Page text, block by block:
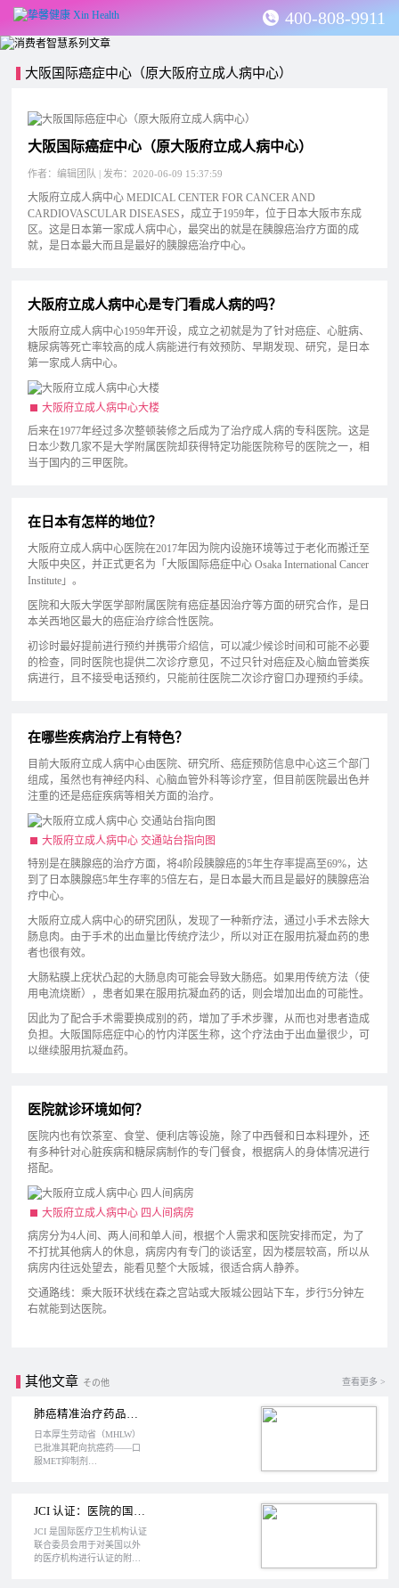
400-808-9911
大阪国际癌症中心（原大阪府立成人病中心）
大阪国际癌症中心（原大阪府立成人病中心）
作者：编辑团队 | 发布：2020-06-09 15:37:59
大阪府立成人病中心 MEDICAL CENTER FOR CANCER AND
CARDIOVASCULAR DISEASES，成立于1959年，位于日本大阪市东成
区。这是日本第一家成人病中心，最突出的就是在胰腺癌治疗方面的成
就，是日本最大而且是最好的胰腺癌治疗中心。
大阪府立成人病中心是专门看成人病的吗？
大阪府立成人病中心1959年开设，成立之初就是为了针对癌症、心脏病、
糖尿病等死亡率较高的成人病能进行有效预防、早期发现、研究，是日本
第一家成人病中心。
大阪府立成人病中心大楼
后来在1977年经过多次整顿装修之后成为了治疗成人病的专科医院。这是
日本少数几家不是大学附属医院却获得特定功能医院称号的医院之一，相
当于国内的三甲医院。
在日本有怎样的地位？
大阪府立成人病中心医院在2017年因为院内设施环境等过于老化而搬迁至
大阪中央区，并正式更名为「大阪国际癌症中心 Osaka International Cancer
Institute」。
医院和大阪大学医学部附属医院有癌症基因治疗等方面的研究合作，是日
本关西地区最大的癌症治疗综合性医院。
初诊时最好提前进行预约并携带介绍信，可以减少候诊时间和可能不必要
的检查，同时医院也提供二次诊疗意见，不过只针对癌症及心脑血管类疾
病进行，且不接受电话预约，只能前往医院二次诊疗窗口办理预约手续。
在哪些疾病治疗上有特色？
目前大阪府立成人病中心由医院、研究所、癌症预防信息中心这三个部门
组成，虽然也有神经内科、心脑血管外科等诊疗室，但目前医院最出色并
注重的还是癌症疾病等相关方面的治疗。
大阪府立成人病中心 交通站台指向图
特别是在胰腺癌的治疗方面，将4阶段胰腺癌的5年生存率提高至69%，达
到了日本胰腺癌5年生存率的5倍左右，是日本最大而且是最好的胰腺癌治
疗中心。
大阪府立成人病中心的研究团队，发现了一种新疗法，通过小手术去除大
肠息肉。由于手术的出血量比传统疗法少，所以对正在服用抗凝血药的患
者也很有效。
大肠粘膜上疣状凸起的大肠息肉可能会导致大肠癌。如果用传统方法（使
用电流烧断），患者如果在服用抗凝血药的话，则会增加出血的可能性。
因此为了配合手术需要换成别的药，增加了手术步骤，从而也对患者造成
负担。大阪国际癌症中心的竹内洋医生称，这个疗法由于出血量很少，可
以继续服用抗凝血药。
医院就诊环境如何？
医院内也有饮茶室、食堂、便利店等设施，除了中西餐和日本料理外，还
有多种针对心脏疾病和糖尿病制作的专门餐食，根据病人的身体情况进行
搭配。
大阪府立成人病中心 四人间病房
病房分为4人间、两人间和单人间，根据个人需求和医院安排而定，为了
不打扰其他病人的休息，病房内有专门的谈话室，因为楼层较高，所以从
病房内往远处望去，能看见整个大阪城，很适合病人静养。
交通路线：乘大阪环状线在森之宫站或大阪城公园站下车，步行5分钟左
右就能到达医院。
其他文章 その他 查看更多 >
肺癌精准治疗药品：口服MET抑制剂Tepmetko（tepotinib）
日本厚生劳动省（MHLW）
已批准其靶向抗癌药——口
服MET抑制剂
的不可切除性、晚期或复发
性非小细胞肺癌（NSCLC）
患者。同时，该机构批准了
ArcherDX的ArcherMET测试作
JCI 是国际医疗卫生机构认证
联合委员会用于对美国以外
的医疗机构进行认证的附属